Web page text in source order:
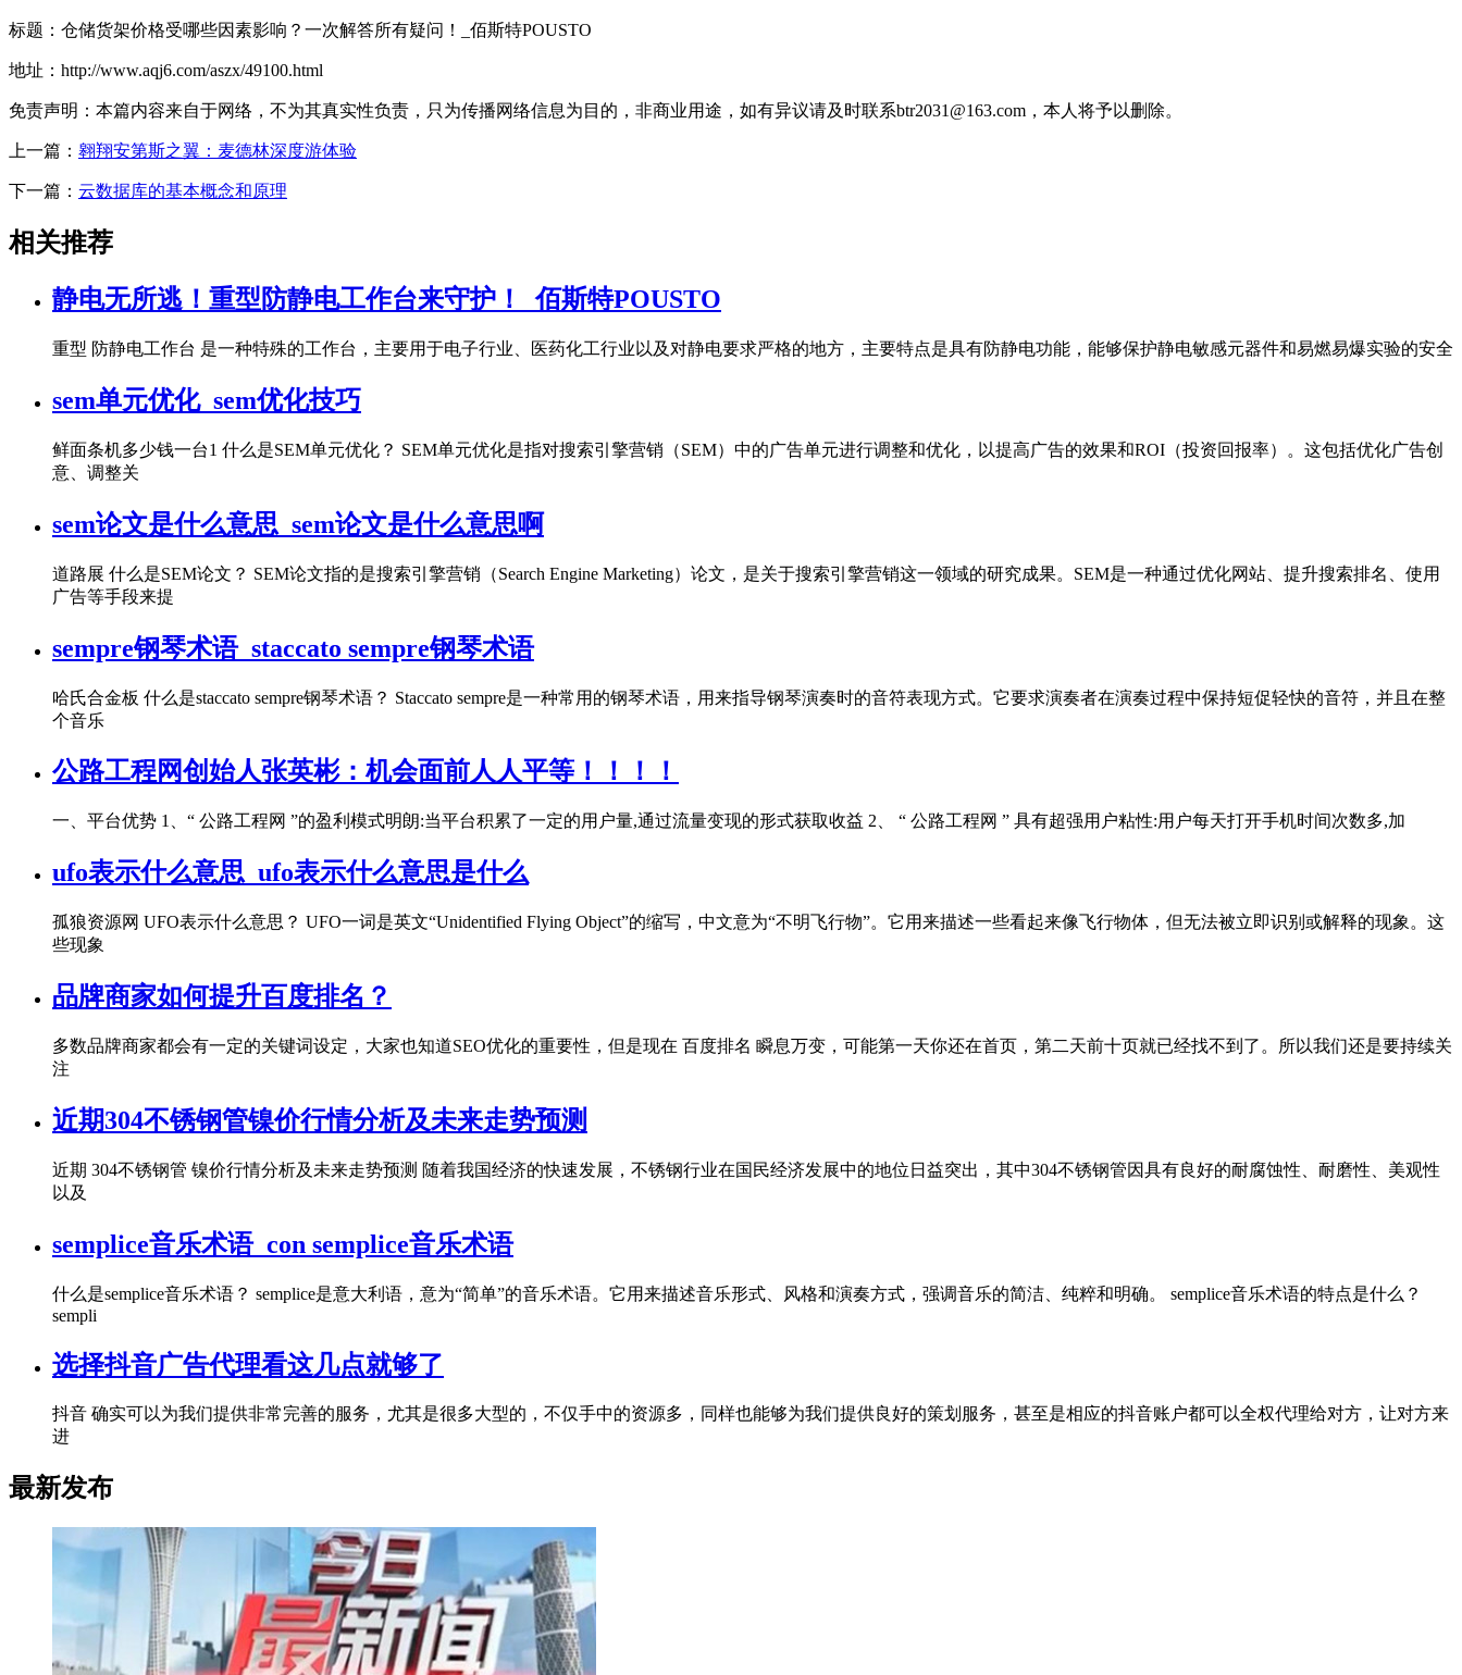
标题：仓储货架价格受哪些因素影响？一次解答所有疑问！_佰斯特POUSTO
地址：http://www.aqj6.com/aszx/49100.html
免责声明：本篇内容来自于网络，不为其真实性负责，只为传播网络信息为目的，非商业用途，如有异议请及时联系btr2031@163.com，本人将予以删除。
上一篇： 翱翔安第斯之翼：麦德林深度游体验
下一篇： 云数据库的基本概念和原理
相关推荐
静电无所逃！重型防静电工作台来守护！_佰斯特POUSTO
重型 防静电工作台 是一种特殊的工作台，主要用于电子行业、医药化工行业以及对静电要求严格的地方，主要特点是具有防静电功能，能够保护静电敏感元器件和易燃易爆实验的安全
sem单元优化_sem优化技巧
鲜面条机多少钱一台1 什么是SEM单元优化？ SEM单元优化是指对搜索引擎营销（SEM）中的广告单元进行调整和优化，以提高广告的效果和ROI（投资回报率）。这包括优化广告创
意、调整关
sem论文是什么意思_sem论文是什么意思啊
道路展 什么是SEM论文？ SEM论文指的是搜索引擎营销（Search Engine Marketing）论文，是关于搜索引擎营销这一领域的研究成果。SEM是一种通过优化网站、提升搜索排名、使用
广告等手段来提
sempre钢琴术语_staccato sempre钢琴术语
哈氏合金板 什么是staccato sempre钢琴术语？ Staccato sempre是一种常用的钢琴术语，用来指导钢琴演奏时的音符表现方式。它要求演奏者在演奏过程中保持短促轻快的音符，并且在整
个音乐
公路工程网创始人张英彬：机会面前人人平等！！！！
一、平台优势 1、“ 公路工程网 ”的盈利模式明朗:当平台积累了一定的用户量,通过流量变现的形式获取收益 2、 “ 公路工程网 ” 具有超强用户粘性:用户每天打开手机时间次数多,加
ufo表示什么意思_ufo表示什么意思是什么
孤狼资源网 UFO表示什么意思？ UFO一词是英文“Unidentified Flying Object”的缩写，中文意为“不明飞行物”。它用来描述一些看起来像飞行物体，但无法被立即识别或解释的现象。这
些现象
品牌商家如何提升百度排名？
多数品牌商家都会有一定的关键词设定，大家也知道SEO优化的重要性，但是现在 百度排名 瞬息万变，可能第一天你还在首页，第二天前十页就已经找不到了。所以我们还是要持续关
注
近期304不锈钢管镍价行情分析及未来走势预测
近期 304不锈钢管 镍价行情分析及未来走势预测 随着我国经济的快速发展，不锈钢行业在国民经济发展中的地位日益突出，其中304不锈钢管因具有良好的耐腐蚀性、耐磨性、美观性
以及
semplice音乐术语_con semplice音乐术语
什么是semplice音乐术语？ semplice是意大利语，意为“简单”的音乐术语。它用来描述音乐形式、风格和演奏方式，强调音乐的简洁、纯粹和明确。 semplice音乐术语的特点是什么？
sempli
选择抖音广告代理看这几点就够了
抖音 确实可以为我们提供非常完善的服务，尤其是很多大型的，不仅手中的资源多，同样也能够为我们提供良好的策划服务，甚至是相应的抖音账户都可以全权代理给对方，让对方来
进
最新发布